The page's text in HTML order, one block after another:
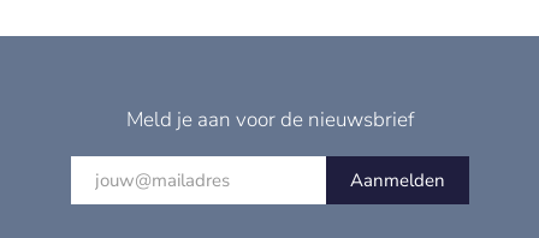
Meld je aan voor de nieuwsbrief
Aanmelden